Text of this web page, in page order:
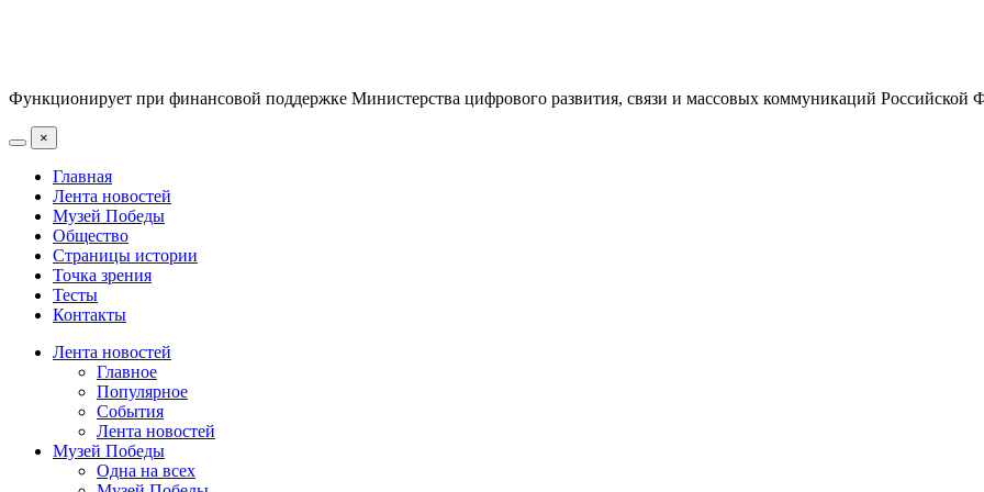
Функционирует при финансовой поддержке Министерства цифрового развития, связи и массовых коммуникаций Российской
×
Главная
Лента новостей
Музей Победы
Общество
Страницы истории
Точка зрения
Тесты
Контакты
Лента новостей
Главное
Популярное
События
Лента новостей
Музей Победы
Одна на всех